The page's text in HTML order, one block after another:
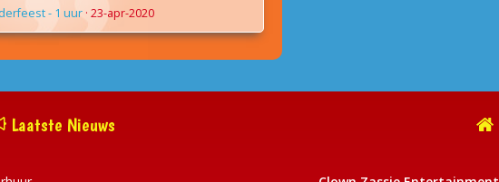
- 1 uur · 23-apr-2020
Laatste Nieuws